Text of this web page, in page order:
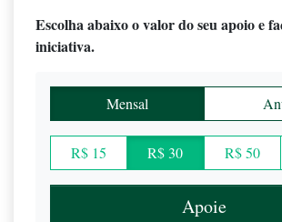
Escolha abaixo o valor do seu apoio e
iniciativa.
Mensal
R$ 15 R$ 30 R$ 50
Apoie